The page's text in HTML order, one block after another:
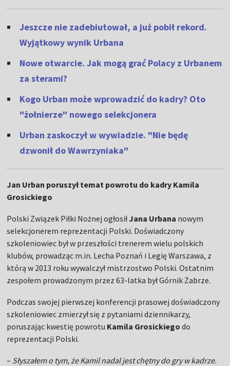
Jeszcze nie zadebiutował, a już pobił rekord.
Wyjątkowy wynik Urbana
Nowe otwarcie. Jak mogą grać Polacy z Urbanem
za sterami?
Kogo Urban może wprowadzić do kadry? Oto
"żołnierze" nowego selekcjonera
Urban zaskoczył w wywiadzie. "Nie będę
dzwonił do Wawrzyniaka"
Jan Urban poruszył temat powrotu do kadry Kamila
Grosickiego
Polski Związek Piłki Nożnej ogłosiłJana Urbana nowym
selekcjonerem reprezentacji Polski. Doświadczony
szkoleniowiec był w przeszłości trenerem wielu polskich
klubów, prowadząc m.in. Lecha Poznań i Legię Warszawa, z
którą w 2013 roku wywalczył mistrzostwo Polski. Ostatnim
zespołem prowadzonym przez 63-latka był Górnik Zabrze.
Podczas swojej pierwszej konferencji prasowej doświadczony
szkoleniowiec zmierzył się z pytaniami dziennikarzy,
poruszając kwestię powrotu Kamila Grosickiego do
reprezentacji Polski.
– Słyszałem o tym, że Kamil nadal jest chętny do gry w kadrze.